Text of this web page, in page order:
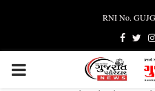
RNI No.
PRIMARY